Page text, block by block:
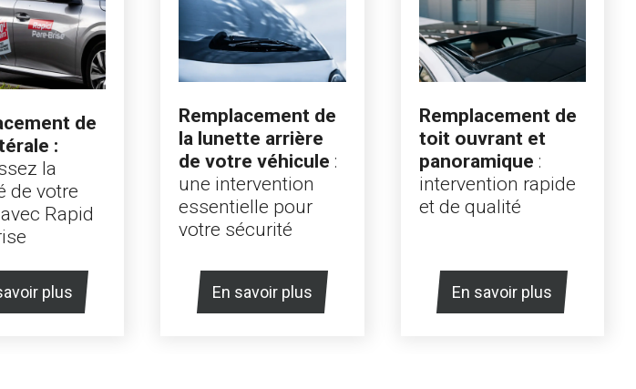
de
:
la
de votre
Rapid
plus
Remplacement de
la lunette arrière
de votre véhicule :
une intervention
essentielle pour
votre sécurité
En savoir plus
Remplacement de
toit ouvrant et
panoramique :
intervention rapide
et de qualité
En savoir plus